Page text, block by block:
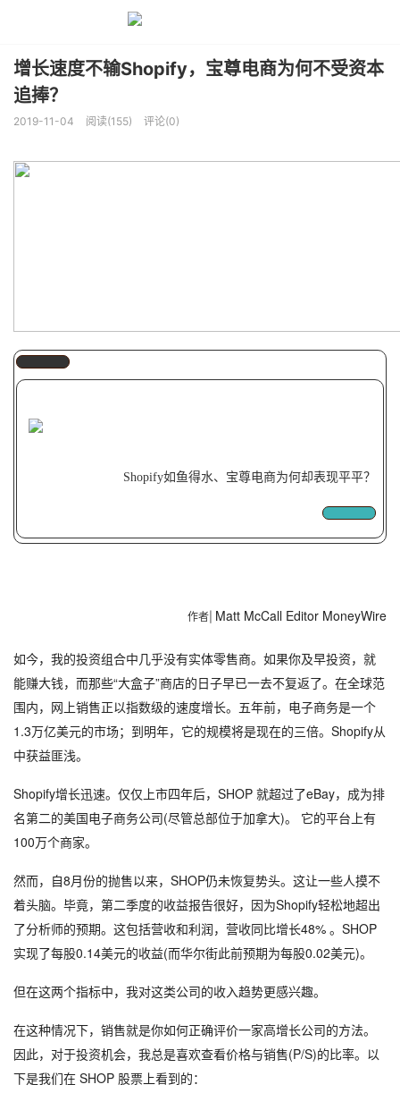
增长速度不输Shopify，宝尊电商为何不受资本
追捧？
2019-11-04 阅读(155) 评论(0)
Shopify如鱼得水、宝尊电商为何却表现平平？
作者| Matt McCall Editor MoneyWire
如今，我的投资组合中几乎没有实体零售商。 如果你及早投资，就
能赚大钱，而那些“大盒子”商店的日子早已一去不复返了。 在全球范
围内，网上销售正以指数级的速度增长。 五年前，电子商务是一个
1.3万亿美元的市场； 到明年，它的规模将是现在的三倍。 Shopify从
中获益匪浅。
Shopify增长迅速。 仅仅上市四年后，SHOP 就超过了eBay，成为排
名第二的美国电子商务公司(尽管总部位于加拿大)。
它的平台上有
100万个商家。
然而，自8月份的抛售以来，SHOP仍未恢复势头。 这让一些人摸不
着头脑。 毕竟，第二季度的收益报告很好，因为Shopify轻松地超出
了分析师的预期。 这包括营收和利润，营收同比增长48% 。 SHOP
实现了每股0.14美元的收益(而华尔街此前预期为每股0.02美元)。
但在这两个指标中，我对这类公司的收入趋势更感兴趣。
在这种情况下，销售就是你如何正确评价一家高增长公司的方法。
因此，对于投资机会，我总是喜欢查看价格与销售(P/S)的比率。 以
下是我们在 SHOP 股票上看到的：